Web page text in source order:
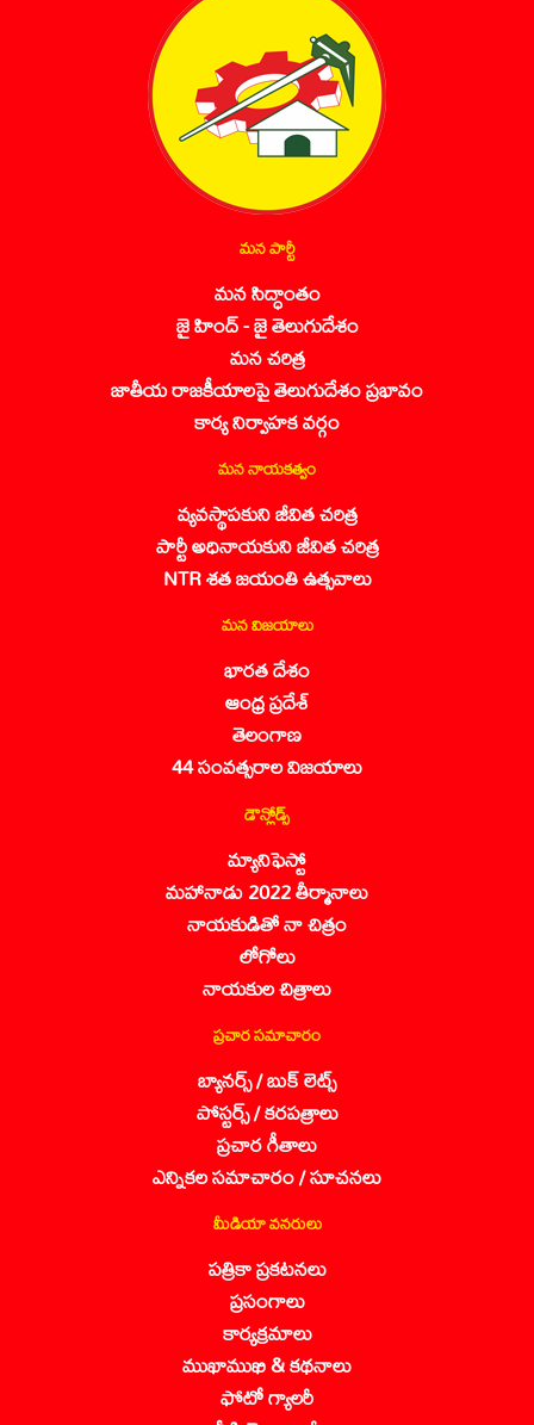
మన పార్టీ
మన సిద్ధాంతం
జై హింద్ - జై తెలుగుదేశం
మన చరిత్ర
జాతీయ రాజకీయాలపై తెలుగుదేశం ప్రభావం
కార్య నిర్వాహక వర్గం
మన నాయకత్వం
వ్యవస్థాపకుని జీవిత చరిత్ర
పార్టీ అధినాయకుని జీవిత చరిత్ర
NTR శత జయంతి ఉత్సవాలు
మన విజయాలు
భారత దేశం
ఆంధ్ర ప్రదేశ్
తెలంగాణ
44 సంవత్సరాల విజయాలు
డౌన్లోడ్స్
మ్యానిఫెస్టో
మహానాడు 2022 తీర్మానాలు
నాయకుడితో నా చిత్రం
లోగోలు
నాయకుల చిత్రాలు
ప్రచార సమాచారం
బ్యానర్స్ / బుక్ లెట్స్
పోస్టర్స్ / కరపత్రాలు
ప్రచార గీతాలు
ఎన్నికల సమాచారం / సూచనలు
మీడియా వనరులు
పత్రికా ప్రకటనలు
ప్రసంగాలు
కార్యక్రమాలు
ముఖాముఖి & కథనాలు
ఫోటో గ్యాలరీ